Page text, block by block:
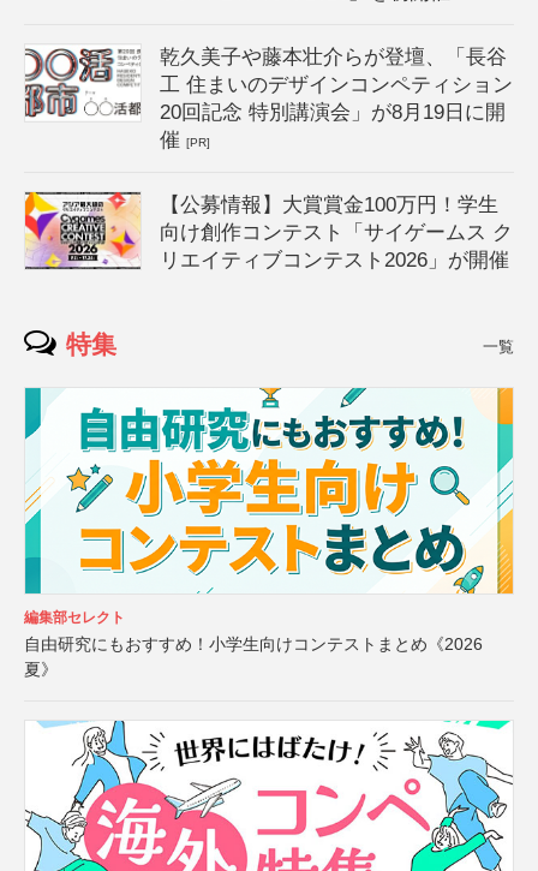
乾久美子や藤本壮介らが登壇、「長谷
工 住まいのデザインコンペティション
20回記念 特別講演会」が8月19日に開
催[PR]
【公募情報】大賞賞金100万円！学生
向け創作コンテスト「サイゲームス ク
リエイティブコンテスト2026」が開催
特集 一覧
編集部セレクト
自由研究にもおすすめ！小学生向けコンテストまとめ《2026
夏》